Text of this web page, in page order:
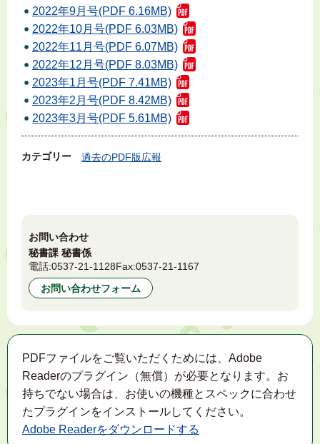
2022年9月号(PDF 6.16MB)
2022年10月号(PDF 6.03MB)
2022年11月号(PDF 6.07MB)
2022年12月号(PDF 8.03MB)
2023年1月号(PDF 7.41MB)
2023年2月号(PDF 8.42MB)
2023年3月号(PDF 5.61MB)
カテゴリー 過去のPDF版広報
お問い合わせ
秘書課 秘書係
電話:0537-21-1128Fax:0537-21-1167
お問い合わせフォーム
PDFファイルをご覧いただくためには、Adobe
Readerのプラグイン（無償）が必要となります。お
持ちでない場合は、お使いの機種とスペックに合わせ
たプラグインをインストールしてください。
Adobe Readerをダウンロードする